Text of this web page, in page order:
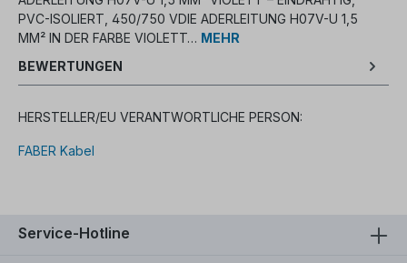
PVC-ISOLIERT, 450/750 VDIE ADERLEITUNG H07V-U 1,5
MM² IN DER FARBE VIOLETT… MEHR
BEWERTUNGEN
HERSTELLER/EU VERANTWORTLICHE PERSON:
FABER Kabel
Service-Hotline